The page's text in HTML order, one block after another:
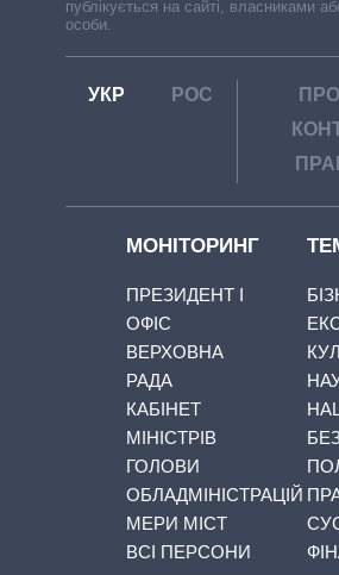
публікується на сайті, власниками
особи.
УКР РОС
МОНІТОРИНГ
ПРЕЗИДЕНТ І
ОФІС
ВЕРХОВНА
РАДА
КАБІНЕТ
МІНІСТРІВ
ГОЛОВИ
ОБЛАДМІНІСТРАЦІЙ
МЕРИ МІСТ
ВСІ ПЕРСОНИ